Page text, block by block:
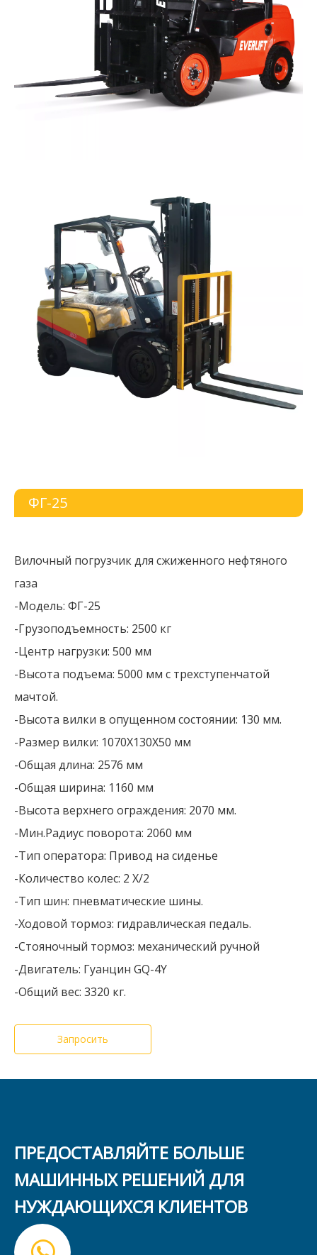
ФГ-25
Вилочный погрузчик для сжиженного нефтяного
газа
-Модель: ФГ-25
-Грузоподъемность: 2500 кг
-Центр нагрузки: 500 мм
-Высота подъема: 5000 мм с трехступенчатой ​​
мачтой.
-Высота вилки в опущенном состоянии: 130 мм.
-Размер вилки: 1070X130X50 мм
-Общая длина: 2576 мм
-Общая ширина: 1160 мм
-Высота верхнего ограждения: 2070 мм.
-Мин.Радиус поворота: 2060 мм
-Тип оператора: Привод на сиденье
-Количество колес: 2 X/2
-Тип шин: пневматические шины.
-Ходовой тормоз: гидравлическая педаль.
-Стояночный тормоз: механический ручной
-Двигатель: Гуанцин GQ-4Y
-Общий вес: 3320 кг.
Запросить
ПРЕДОСТАВЛЯЙТЕ БОЛЬШЕ
МАШИННЫХ РЕШЕНИЙ ДЛЯ
НУЖДАЮЩИХСЯ КЛИЕНТОВ